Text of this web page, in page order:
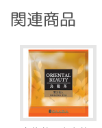
関連商品